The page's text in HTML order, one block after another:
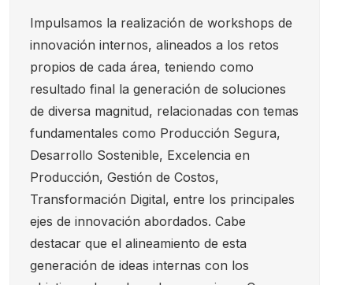
Impulsamos la realización de workshops de
innovación internos, alineados a los retos
propios de cada área, teniendo como
resultado final la generación de soluciones
de diversa magnitud, relacionadas con temas
fundamentales como Producción Segura,
Desarrollo Sostenible, Excelencia en
Producción, Gestión de Costos,
Transformación Digital, entre los principales
ejes de innovación abordados. Cabe
destacar que el alineamiento de esta
generación de ideas internas con los